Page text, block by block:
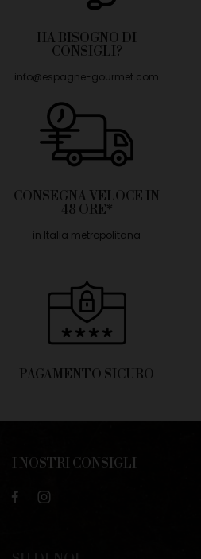
HA BISOGNO DI
CONSIGLI?
info@espagne-gourmet.com
CONSEGNA VELOCE IN
48 ORE*
in Italia metropolitana
PAGAMENTO SICURO
I NOSTRI CONSIGLI